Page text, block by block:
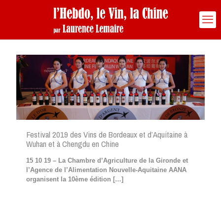
Festival 2019 des Vins de Bordeaux et d’Aquitaine à
Wuhan et à Chengdu en Chine
15 10 19 – La Chambre d’Agriculture de la Gironde et
l’Agence de l’Alimentation Nouvelle-Aquitaine AANA
organisent la 10ème édition […]